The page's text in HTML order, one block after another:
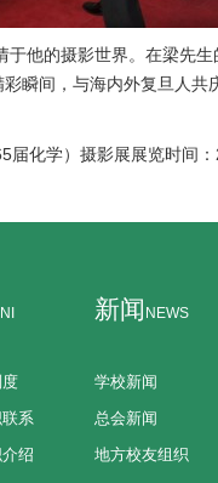
于他的摄影世界。在梁先
瞬间，与海内外复旦人
届化学）摄影展展览时间
系
绍
新闻 NEWS
学校新闻
总会新闻
地方校友组织